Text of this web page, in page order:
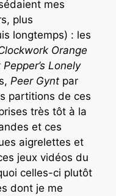
mes
plus
longtemps) : les
Orange
Lonely
Peer Gynt par
partitions de ces
très tôt à la
et ces
aigrelettes et
jeux vidéos du
celles-ci plutôt
dont je me